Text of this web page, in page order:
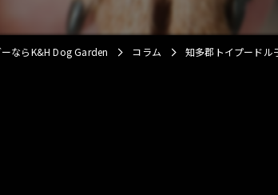
ならK&H Dog Garden コラム 知多郡トイプードル